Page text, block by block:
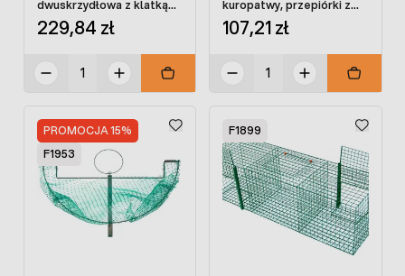
dwuskrzydłowa z klatką
na żywą przynętę
229,84 zł
kuropatwy, przepiórki z
siatką
107,21 zł
PROMOCJA 15%
F1953
F1899